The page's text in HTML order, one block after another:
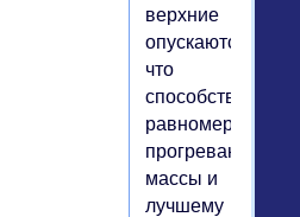
верхние
опускаются,
что
способствует
равномерному
прогреванию
массы и
лучшему